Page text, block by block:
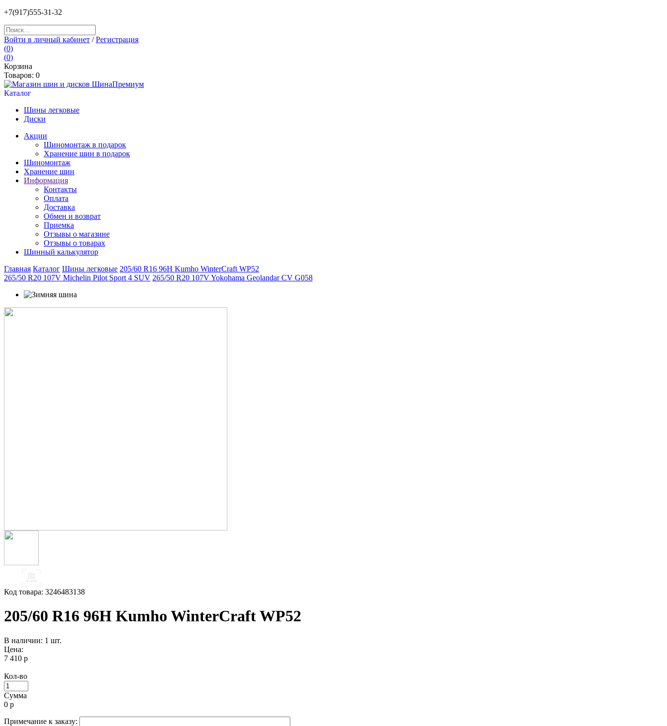
+7(917)555-31-32
Войти в личный кабинет /Регистрация
(0)
(0)
Корзина
Товаров: 0
Каталог
Шины легковые
Диски
Акции
Шиномонтаж в подарок
Хранение шин в подарок
Шиномонтаж
Хранение шин
Информация
Контакты
Оплата
Доставка
Обмен и возврат
Приемка
Отзывы о магазине
Отзывы о товарах
Шинный калькулятор
Главная Каталог Шины легковые 205/60 R16 96H Kumho WinterCraft WP52
265/50 R20 107V Michelin Pilot Sport 4 SUV 265/50 R20 107V Yokohama Geolandar CV G058
Код товара: 3246483138
205/60 R16 96H Kumho WinterCraft WP52
В наличии: 1 шт.
Цена:
7 410 р
Кол-во
Сумма
0 р
Примечание к заказу: